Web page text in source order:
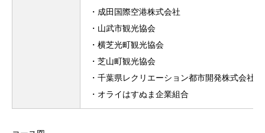
・成田国際空港株式会社
・山武市観光協会
・横芝光町観光協会
・芝山町観光協会
・千葉県レクリエーション都市開発株式会社
・オライはすぬま企業組合